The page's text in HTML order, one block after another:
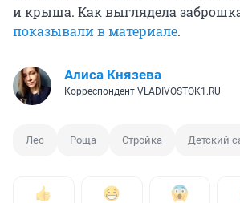
и крыша. Как выглядела
показывали в материале.
Алиса Князева
Корреспондент VLADIVOSTOK1.RU
Лес Роща Стройка Детский